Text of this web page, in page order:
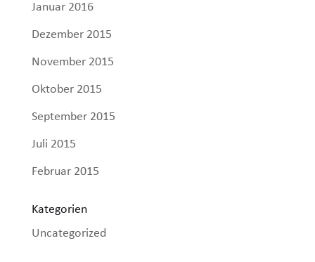
Januar 2016
Dezember 2015
November 2015
Oktober 2015
September 2015
Juli 2015
Februar 2015
Kategorien
Uncategorized